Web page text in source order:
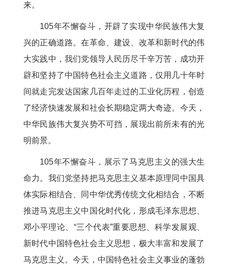
来。
105年不懈奋斗，开辟了实现中华民族伟大复
兴的正确道路。在革命、建设、改革和新时代的伟
大实践中，我们党领导人民历尽千辛万苦，成功开
辟和坚持了中国特色社会主义道路，仅用几十年时
间就走完发达国家几百年走过的工业化历程，创造
了经济快速发展和社会长期稳定两大奇迹。今天，
中华民族伟大复兴势不可挡，展现出前所未有的光
明前景。
105年不懈奋斗，展示了马克思主义的强大生
命力。我们党坚持把马克思主义基本原理同中国具
体实际相结合、同中华优秀传统文化相结合，不断
推进马克思主义中国化时代化，形成毛泽东思想、
邓小平理论、“三个代表”重要思想、科学发展观、
新时代中国特色社会主义思想，极大丰富和发展了
马克思主义。今天，中国特色社会主义事业的蓬勃